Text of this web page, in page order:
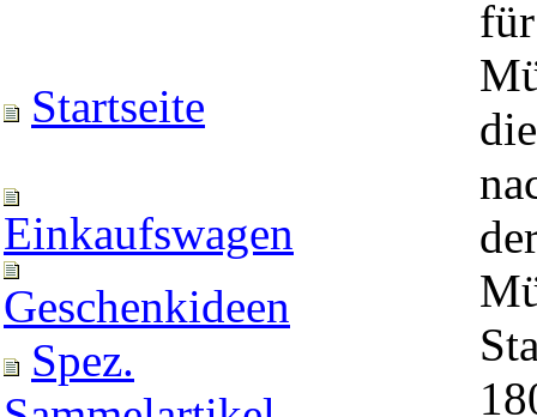
Startseite
Einkaufswagen
Geschenkideen
Spez.